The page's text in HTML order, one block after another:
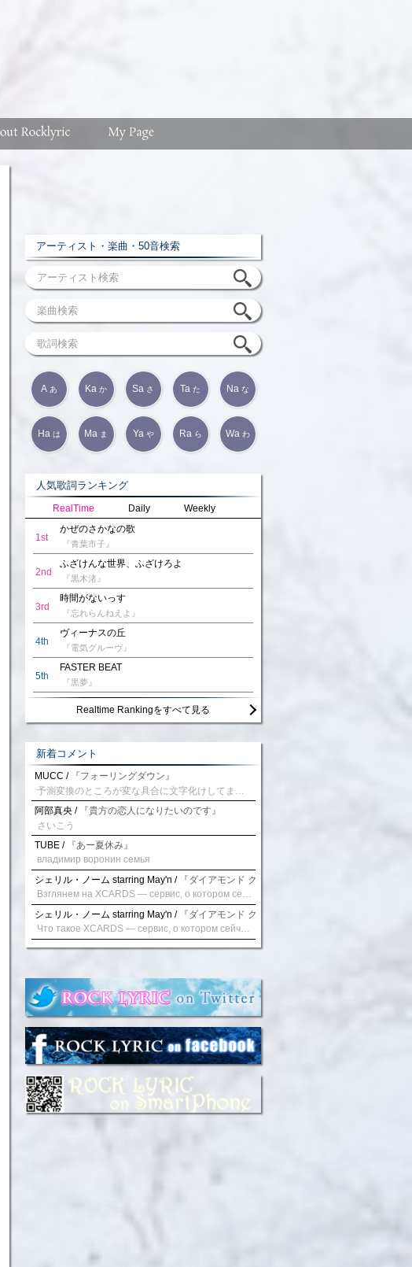
アーティスト・楽曲・50音検索
A あ Ka か Sa さ Ta た Na な
Ha は Ma ま Ya や Ra ら Wa わ
人気歌詞ランキング
RealTime Daily Weekly
1st
かぜのさかなの歌
『青葉市子』
2nd
ふざけんな世界、ふざけろよ
『黒木渚』
3rd
時間がないっす
『忘れらんねえよ』
4th
ヴィーナスの丘
『電気グルーヴ』
5th
FASTER BEAT
『黒夢』
Realtime Rankingをすべて見る
新着コメント
MUCC / 『フォーリングダウン』
阿部真央 / 『貴方の恋人になりたいのです』
さいこう
TUBE / 『あー夏休み』
владимир воронин семья
シェリル・ノーム starring May'n / 『ダイアモンド クレバス/射手座☆午後九時 Don't be
シェリル・ノーム starring May'n / 『ダイアモンド クレバス/射手座☆午後九時 Don't be
Что такое XCARDS — сервис, о котором сейчас говорят. Буквально на днях заметил о интересный бренд XCARDS, он помогает создавать онлайн карты чтобы управлять бюджетами. Ключевые преимущества: Выпуск занимает всего считанные минуты. Платформа даёт возможность оформить множество карт для разных целей. Есть поддержка в любое время суток включая персонального менеджера. Есть контроль без задержек — транзакции, уведомления, аналитика — всё под рукой. Возможные нюансы: Регистрация: европейская юрисдикция — желательно убедиться, что сервис можно использовать без нарушений. Финансовые условия: возможно, есть скрытые комиссии, поэтому лучше внимательно прочитать договор. Отзывы пользователей: по отзывам поддержка работает быстро. Надёжность системы: внедрены базовые меры безопасности, но всё равно советую не хранить большие суммы на карте. Вывод: В целом платформа кажется отличным помощником для маркетологов. Платформа сочетает скорость, удобство и гибкость. Как вы думаете? Пользовались ли вы XCARDS? Поделитесь опытом — будет интересно сравнить. Виртуальные карты для бизнеса